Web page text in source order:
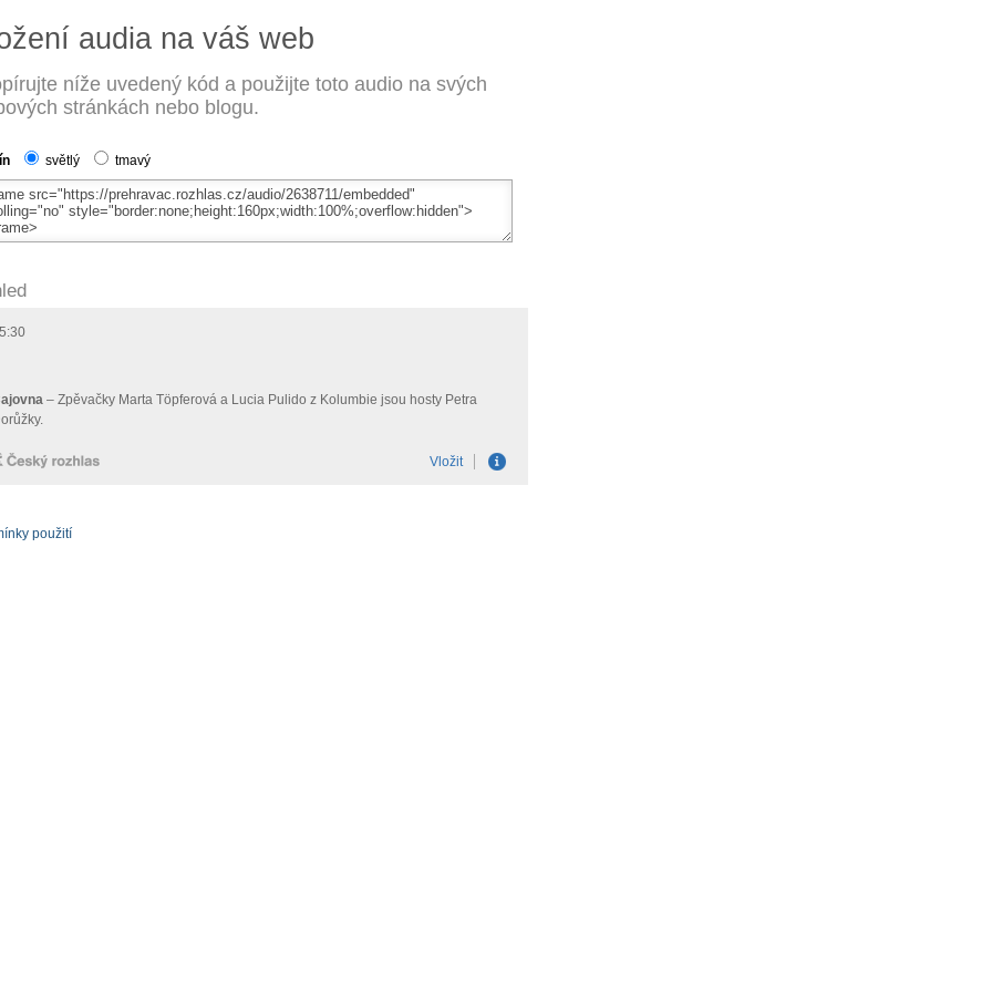
audia na váš web
níže uvedený kód a použijte toto audio na svých
stránkách nebo blogu.
světlý tmavý
použití